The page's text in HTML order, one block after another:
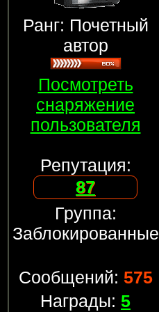
Ранг: Почетный
автор
Посмотреть
снаряжение
пользователя
Репутация:
87
Группа:
Заблокированные
Сообщений: 575
Награды: 5